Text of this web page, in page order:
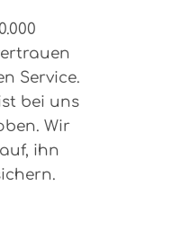
Service.
bei uns
Wir
ihn